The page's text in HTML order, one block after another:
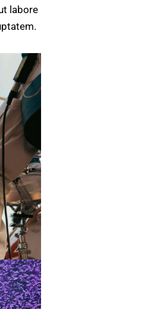
labore